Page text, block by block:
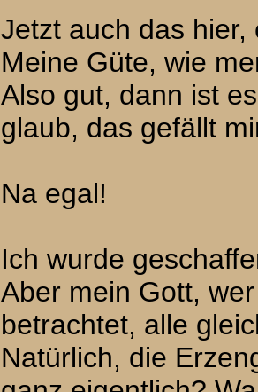
Jetzt auch das hier,
Meine Güte, wie
Also gut, dann ist
glaub, das gefällt
Na egal!
Ich wurde
Aber mein Gott,
betrachtet, alle
Natürlich, die